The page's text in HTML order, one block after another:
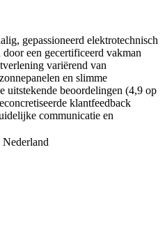
gepassioneerd elektrotechnisch
een gecertificeerd vakman
variërend van
en slimme
uitstekende beoordelingen (4,9 op
klantfeedback
communicatie en